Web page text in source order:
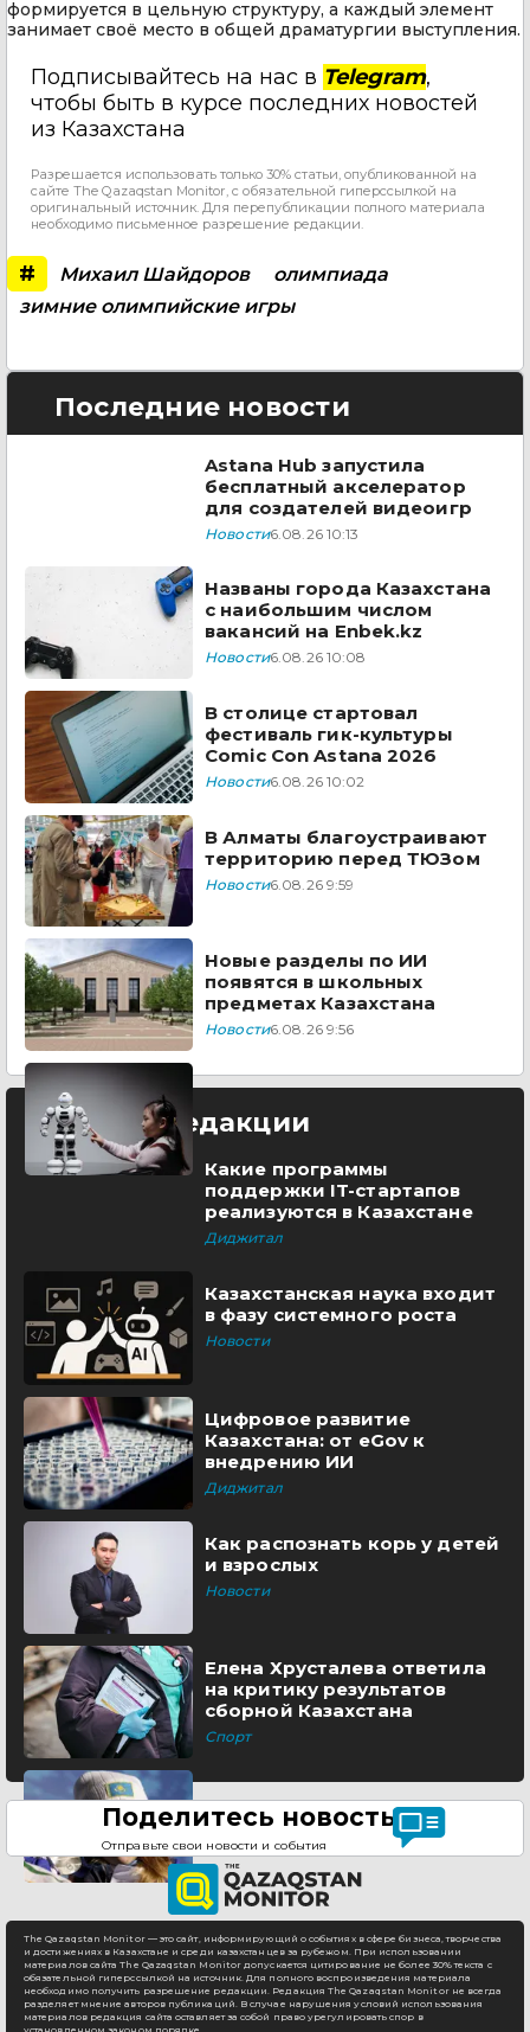
формируется в цельную структуру, а каждый элемент
занимает своё место в общей драматургии выступления.
Подписывайтесь на нас в Telegram,
чтобы быть в курсе последних новостей
из Казахстана
Разрешается использовать только 30% статьи, опубликованной на
сайте The Qazaqstan Monitor, с обязательной гиперссылкой на
оригинальный источник. Для перепубликации полного материала
необходимо письменное разрешение редакции.
# Михаил Шайдоров
олимпиада
зимние олимпийские игры
Последние новости
Astana Hub запустила
бесплатный акселератор
для создателей видеоигр
Новости6.08.26 10:13
Названы города Казахстана
с наибольшим числом
вакансий на Enbek.kz
Новости6.08.26 10:08
В столице стартовал
фестиваль гик-культуры
Comic Con Astana 2026
Новости6.08.26 10:02
В Алматы благоустраивают
территорию перед ТЮЗом
Новости6.08.26 9:59
Новые разделы по ИИ
появятся в школьных
предметах Казахстана
Новости6.08.26 9:56
Выбор редакции
Какие программы
поддержки IT-стартапов
реализуются в Казахстане
Диджитал
Казахстанская наука входит
в фазу системного роста
Новости
Цифровое развитие
Казахстана: от eGov к
внедрению ИИ
Диджитал
Как распознать корь у детей
и взрослых
Новости
Елена Хрусталева ответила
на критику результатов
сборной Казахстана
Спорт
Поделитесь новостью
Отправьте свои новости и события
The Qazaqstan Monitor — это сайт, информирующий о событиях в сфере бизнеса, творчества
и достижениях в Казахстане и среди казахстанцев за рубежом. При использовании
материалов сайта The Qazaqstan Monitor допускается цитирование не более 30% текста с
обязательной гиперссылкой на источник. Для полного воспроизведения материала
необходимо получить разрешение редакции. Редакция The Qazaqstan Monitor не всегда
разделяет мнение авторов публикаций. В случае нарушения условий использования
материалов редакция сайта оставляет за собой право урегулировать спор в